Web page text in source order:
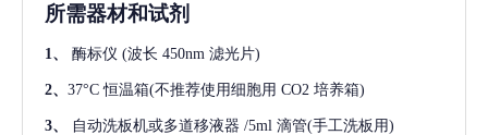
所需器材和试剂
1、 酶标仪 (波长 450nm 滤光片)
2、 37°C 恒温箱(不推荐使用细胞用 CO2 培养箱)
3、 自动洗板机或多道移液器 /5ml 滴管(手工洗板用)